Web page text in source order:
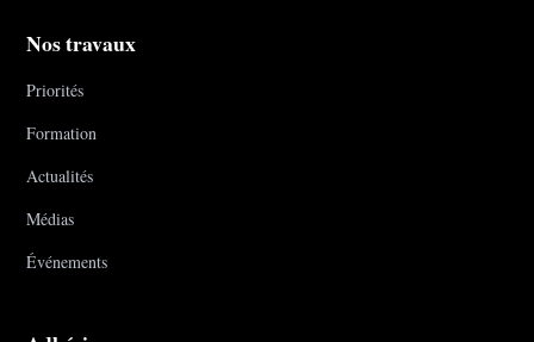
Nos travaux
Priorités
Formation
Actualités
Médias
Événements